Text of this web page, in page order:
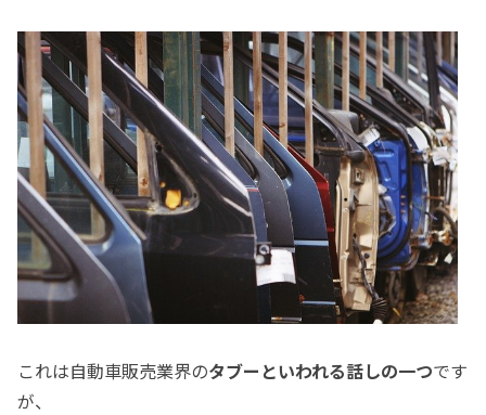
これは自動車販売業界のタブーといわれる話しの一つです
が、